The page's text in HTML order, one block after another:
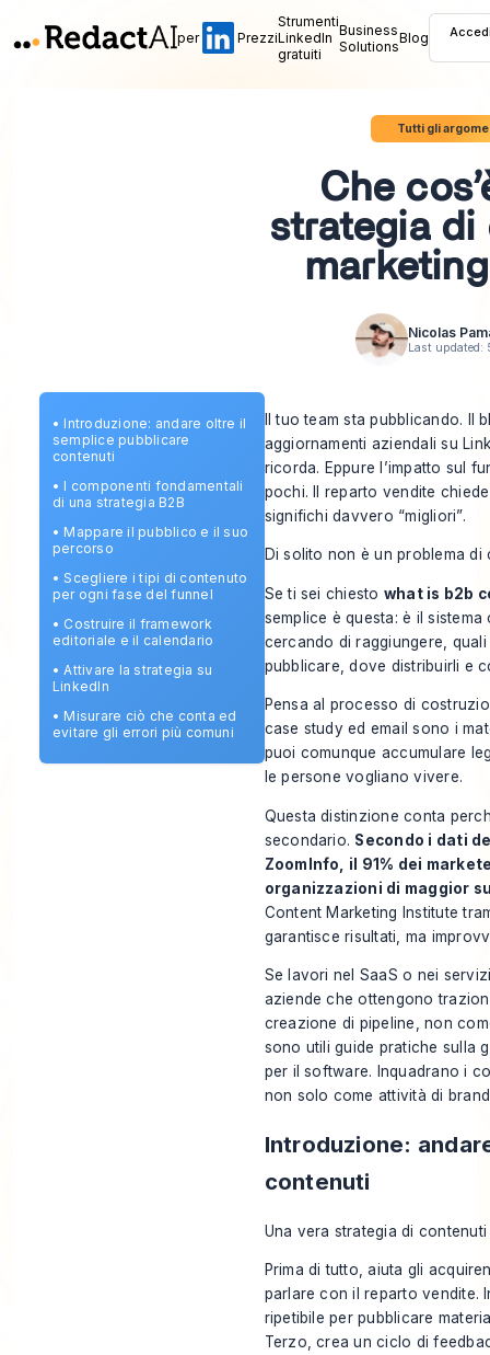
per Prezzi
Strumenti
LinkedIn
gratuiti
Business
SolutionsBlog
Tutti gli
Che
strategia
Nicolas
Last updated:
• Introduzione: andare oltre il
semplice pubblicare
contenuti
• I componenti fondamentali
di una strategia B2B
• Mappare il pubblico e il suo
percorso
•Scegliere i tipi di contenuto
per ogni fase del funnel
• Costruire il framework
editoriale e il calendario
•Attivare la strategia su
LinkedIn
• Misurare ciò che conta ed
evitare gli errori più comuni
Il tuo team sta pubblicando.
aggiornamenti aziendali su
ricorda. Eppure l’impatto sul
pochi. Il reparto vendite
significhi davvero “migliori”.
Di solito non è un problema di
Se ti sei chiesto what is b2b
semplice è questa: è il
cercando di raggiungere,
pubblicare, dove distribuirli e
Pensa al processo di
case study ed email sono i
puoi comunque accumulare
le persone vogliano vivere.
Questa distinzione conta
secondario. Secondo i dati
ZoomInfo, il 91% dei
organizzazioni di maggior
Content Marketing Institute
garantisce risultati, ma
Se lavori nel SaaS o nei
aziende che ottengono
creazione di pipeline, non
sono utili guide pratiche sulla
per il software. Inquadrano i
non solo come attività di
Introduzione:
contenuti
Una vera strategia di
Prima di tutto, aiuta gli
parlare con il reparto vendite.
ripetibile per pubblicare
Terzo, crea un ciclo di